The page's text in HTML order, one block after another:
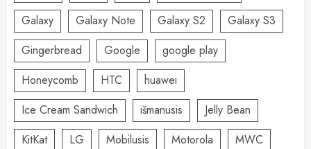
Galaxy
Galaxy Note Galaxy S2
Galaxy S3
Gingerbread
Google
google play
Honeycomb
HTC
huawei
Ice Cream Sandwich
išmanusis
Jelly Bean
KitKat
LG Mobilusis Motorola
MWC